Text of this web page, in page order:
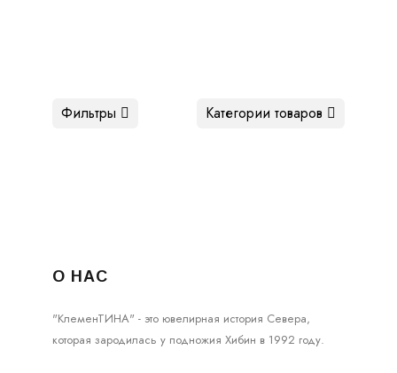
Категории товаров
Фильтры
О НАС
"КлеменТИНА" - это ювелирная история Севера,
которая зародилась у подножия Хибин в 1992 году.